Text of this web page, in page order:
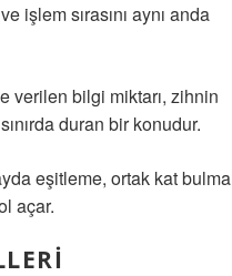
işlem sırasını aynı anda
verilen bilgi miktarı, zihnin
duran bir konudur.
eşitleme, ortak kat bulma
açar.